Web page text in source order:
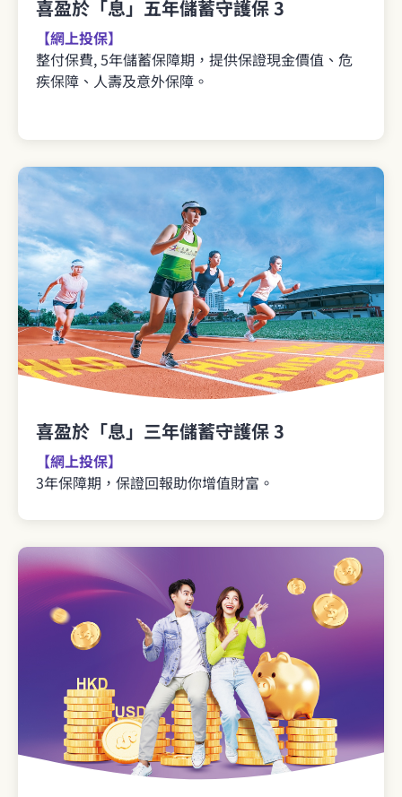
喜盈於「息」五年儲蓄守護保 3
【網上投保】
整付保費, 5年儲蓄保障期，提供保證現金價值、危
疾保障、人壽及意外保障。
喜盈於「息」三年儲蓄守護保 3
【網上投保】
3年保障期，保證回報助你增值財富。